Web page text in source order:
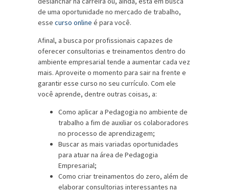
de uma oportunidade no mercado de trabalho,
esse curso online é para você.
Afinal, a busca por profissionais capazes de
oferecer consultorias e treinamentos dentro do
ambiente empresarial tende a aumentar cada vez
mais. Aproveite o momento para sair na frente e
garantir esse curso no seu currículo. Com ele
você aprende, dentre outras coisas, a:
Como aplicar a Pedagogia no ambiente de
trabalho a fim de auxiliar os colaboradores
no processo de aprendizagem;
Buscar as mais variadas oportunidades
para atuar na área de Pedagogia
Empresarial;
Como criar treinamentos do zero, além de
elaborar consultorias interessantes na